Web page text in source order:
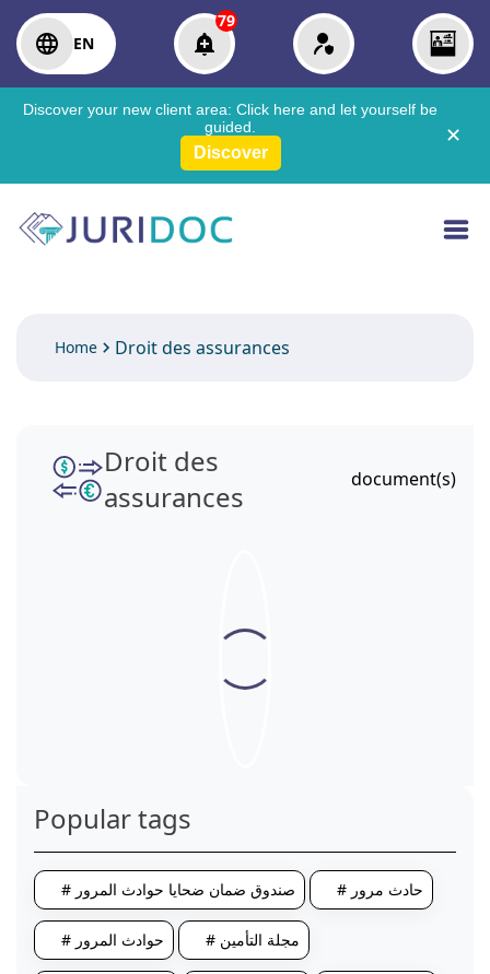
EN
79
Discover your new client area: Click here and let yourself be
guided.
Discover
✕
Home Droit des assurances
Droit des
assurances
document(s)
Popular tags
# صندوق ضمان ضحايا حوادث المرور # حادث مرور
# حوادث المرور # مجلة التأمين